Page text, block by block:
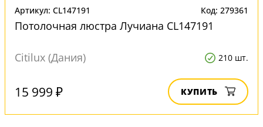
Артикул: CL147191 Код: 279361
Потолочная люстра Лучиана CL147191
Citilux (Дания) 210 шт.
15 999 ₽ КУПИТЬ